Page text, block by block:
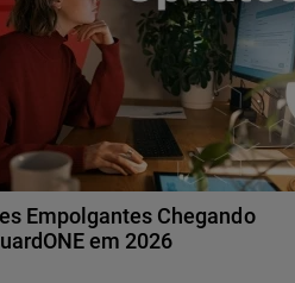
Empolgantes Chegando
em 2026